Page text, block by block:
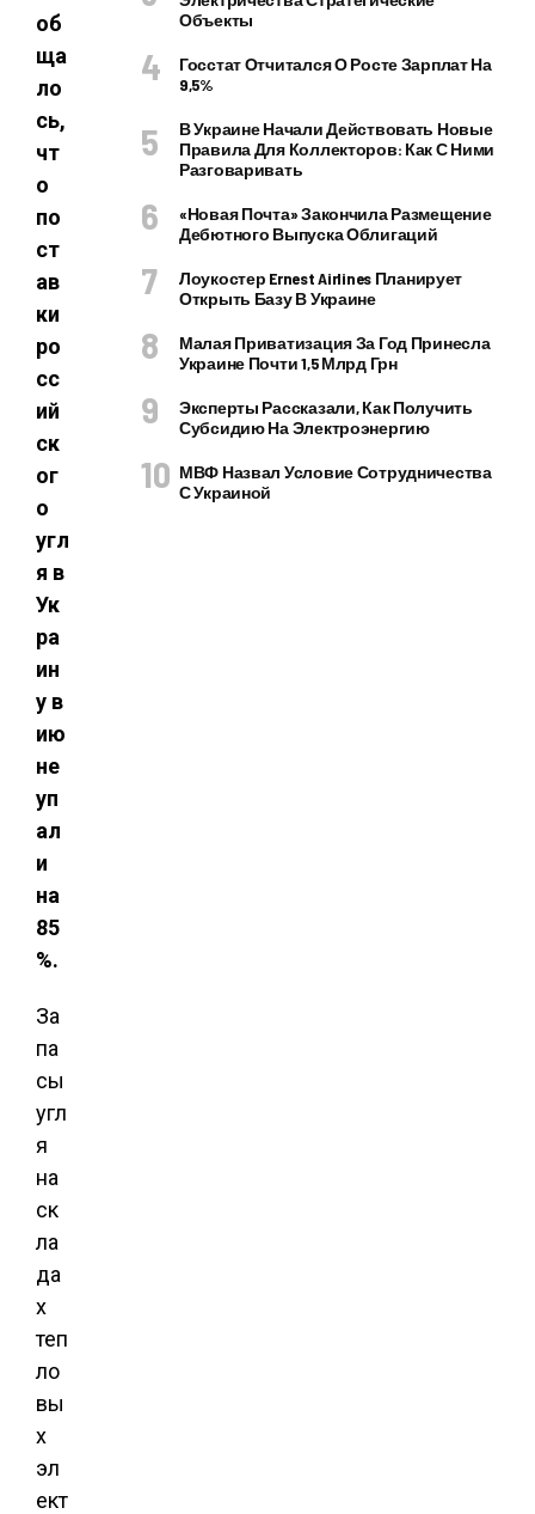
об
ща
ло
сь,
чт
о
по
ст
ав
ки
ро
сс
ий
ск
ог
о
угл
я в
Ук
ра
ин
у в
ию
не
уп
ал
и
на
85
%.
За
па
сы
угл
я
на
ск
ла
да
х
теп
ло
вы
х
эл
ект
Объекты
Госстат Отчитался О Росте Зарплат На
9,5%
В Украине Начали Действовать Новые
Правила Для Коллекторов: Как С Ними
Разговаривать
«Новая Почта» Закончила Размещение
Дебютного Выпуска Облигаций
Лоукостер Ernest Airlines Планирует
Открыть Базу В Украине
Малая Приватизация За Год Принесла
Украине Почти 1,5 Млрд Грн
Эксперты Рассказали, Как Получить
Субсидию На Электроэнергию
МВФ Назвал Условие Сотрудничества
С Украиной